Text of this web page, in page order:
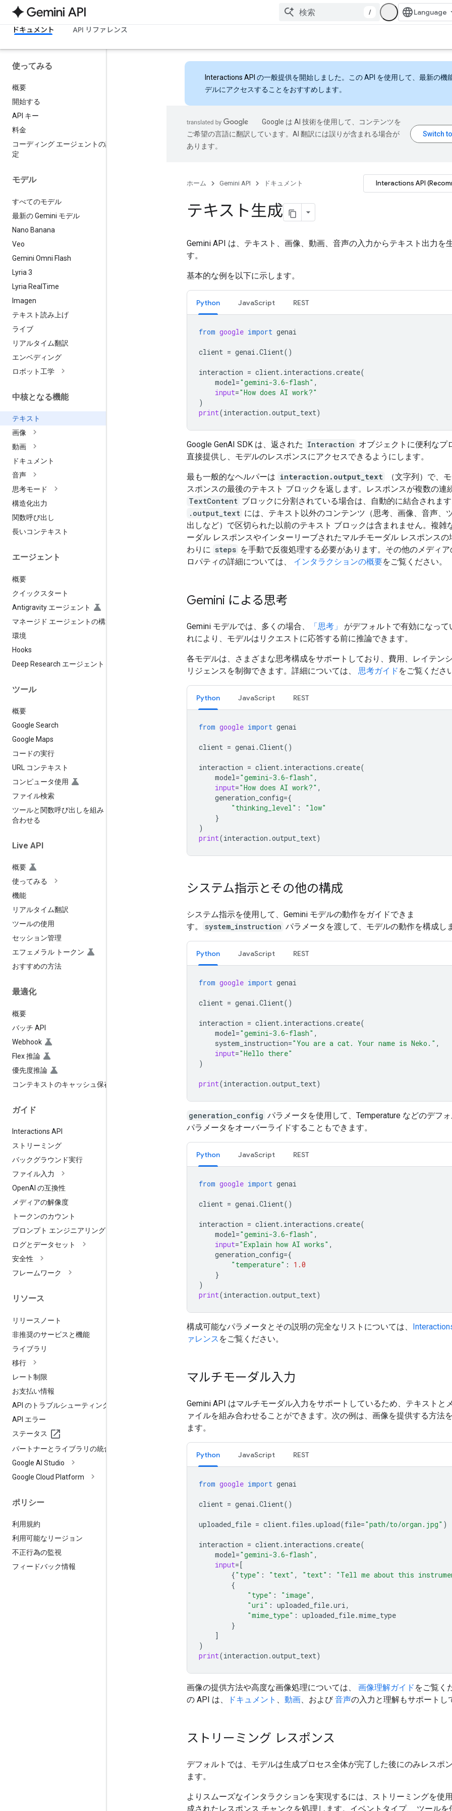
/
ドキュメント API リファレンス
使ってみる
概要
開始する
API キー
料金
コーディング エージェントの設
定
モデル
すべてのモデル
最新の Gemini モデル
Nano Banana
Veo
Gemini Omni Flash
Lyria 3
Lyria Real Time
Imagen
テキスト読み上げ
ライブ
リアルタイム翻訳
エンベディング
ロボット工学
中核となる機能
テキスト
画像
動画
ドキュメント
音声
思考モード
構造化出力
関数呼び出し
長いコンテキスト
エージェント
概要
クイックスタート
Antigravity エージェント
マネージド エージェントの構築
環境
Hooks
Deep Research エージェント
ツール
概要
Google Search
Google Maps
コードの実行
URL コンテキスト
コンピュータ使用
ファイル検索
ツールと関数呼び出しを組み
合わせる
Live API
概要
使ってみる
機能
リアルタイム翻訳
ツールの使用
セッション管理
エフェメラル トークン
おすすめの方法
最適化
概要
バッチ API
Webhook
Flex 推論
優先度推論
コンテキストのキャッシュ保存
ガイド
Interactions API
ストリーミング
バックグラウンド実行
ファイル入力
OpenAI の互換性
メディアの解像度
トークンのカウント
プロンプト エンジニアリング
ログとデータセット
安全性
フレームワーク
リソース
リリースノート
非推奨のサービスと機能
ライブラリ
移行
レート制限
お支払い情報
API のトラブルシューティング
API エラー
ステータス
パートナーとライブラリの統合
Google AI Studio
Google Cloud Platform
ポリシー
利用規約
利用可能なリージョン
不正行為の監視
フィードバック情報
Interactions API の一般提供を開始しました。この API を使用して、最新の機
デルにアクセスすることをおすすめします。
Google は AI 技術を使用して、コンテンツを
ご希望の言語に翻訳しています。AI 翻訳には誤りが含まれる場合が
あります。
ホーム Gemini API ドキュメント Interactions API
テキスト生成
Gemini API は、テキスト、画像、動画、音声の入力からテキスト出力を
す。
基本的な例を以下に示します。
Python JavaScript REST
from google import genai
client = genai .Client()
interaction = client. interactions .create(
model="gemini-3.6-flash" ,
input="How does AI work?"
)
print(interaction .output_text)
Google GenAI SDK は、返された Interaction オブジェクトに便利なプ
直接提供し、モデルのレスポンスにアクセスできるようにします。
最も一般的なヘルパーは interaction.output_text
（文字列）で、
スポンスの最後のテキスト ブロックを返します。レスポンスが複数の連
TextContent ブロックに分割されている場合は、自動的に結合されます
.output_text には、テキスト以外のコンテンツ（思考、画像、音声、
出しなど）で区切られた以前のテキスト ブロックは含まれません。複雑
ーダル レスポンスやインターリーブされたマルチモーダル レスポンスの
わりに steps を手動で反復処理する必要があります。その他のメディ
ロパティの詳細については、 インタラクションの概要をご覧ください。
Gemini による思考
Gemini モデルでは、多くの場合、 「思考」
がデフォルトで有効になって
れにより、モデルはリクエストに応答する前に推論できます。
各モデルは、さまざまな思考構成をサポートしており、費用、レイテン
リジェンスを制御できます。詳細については、 思考ガイド をご覧くださ
Python JavaScript REST
from google import genai
client = genai .Client()
interaction = client. interactions .create(
model="gemini-3.6-flash" ,
input="How does AI work?" ,
generation_config={
"thinking_level" :
"low"
}
)
print(interaction .output_text)
システム指示とその他の構成
システム指示を使用して、Gemini モデルの動作をガイドできま
す。
system_instruction パラメータを渡して、モデルの動作を構成し
Python JavaScript REST
from google import genai
client = genai .Client()
interaction = client. interactions .create(
model="gemini-3.6-flash" ,
system_instruction="You are a cat. Your name is Neko." ,
input="Hello there"
)
print(interaction .output_text)
generation_config パラメータを使用して、Temperature などのデフ
パラメータをオーバーライドすることもできます。
Python JavaScript REST
from google import genai
client = genai .Client()
interaction = client. interactions .create(
model="gemini-3.6-flash" ,
input="Explain how AI works" ,
generation_config={
"temperature" :
1.0
}
)
print(interaction .output_text)
構成可能なパラメータとその説明の完全なリストについては、
ァレンス をご覧ください。
マルチモーダル入力
Gemini API はマルチモーダル入力をサポートしているため、テキストと
ァイルを組み合わせることができます。次の例は、画像を提供する方法
ます。
Python JavaScript REST
from google import genai
client = genai .Client()
uploaded_file = client. files .upload(file="path/to/organ.jpg" )
interaction = client. interactions .create(
model="gemini-3.6-flash" ,
input=[
{"type" : "text" , "text" : "Tell me about this
{
"type" : "image" ,
"uri" : uploaded_file.uri,
"mime_type" : uploaded_file.mime_type
}
]
)
print(interaction .output_text)
画像の提供方法や高度な画像処理については、 画像理解ガイド をご覧く
の API は、
ドキュメント 、 動画、および音声の入力と理解もサポートし
ストリーミング レスポンス
デフォルトでは、モデルは生成プロセス全体が完了した後にのみレスポ
ます。
よりスムーズなインタラクションを実現するには、ストリーミングを使
成されたレスポンス チャンクを処理します。イベントタイプ、 ツールを